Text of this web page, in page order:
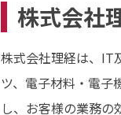
株式会社
株式会社理経は、IT
ツ、電子材料・電子
し、お客様の業務の